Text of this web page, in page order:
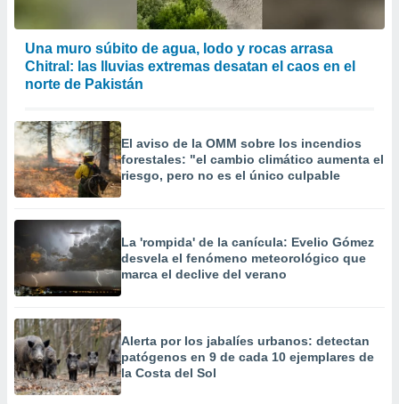
Una muro súbito de agua, lodo y rocas arrasa
Chitral: las lluvias extremas desatan el caos en el
norte de Pakistán
El aviso de la OMM sobre los incendios
forestales: "el cambio climático aumenta el
riesgo, pero no es el único culpable
La 'rompida' de la canícula: Evelio Gómez
desvela el fenómeno meteorológico que
marca el declive del verano
Alerta por los jabalíes urbanos: detectan
patógenos en 9 de cada 10 ejemplares de
la Costa del Sol